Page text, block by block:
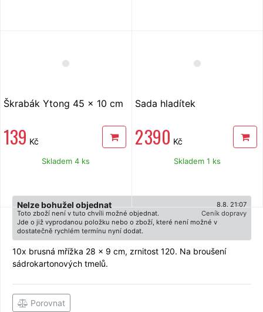
Škrabák Ytong 45 x 10 cm
139 Kč
Skladem 4 ks
Sada hladítek
2 390 Kč
Skladem 1 ks
8.8. 21:07
Nelze bohužel objednat
Ceník dopravy
Toto zboží není v tuto chvíli možné objednat.
Jde o již vyprodanou položku nebo o zboží, které není možné v
dostatečně rychlém termínu nyní dodat.
10x brusná mřížka 28 x 9 cm, zrnitost 120. Na broušení
sádrokartonových tmelů.
Porovnat